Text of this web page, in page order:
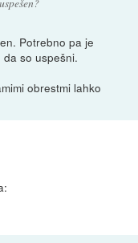
Potrebno pa je
so uspešni.
obrestmi lahko